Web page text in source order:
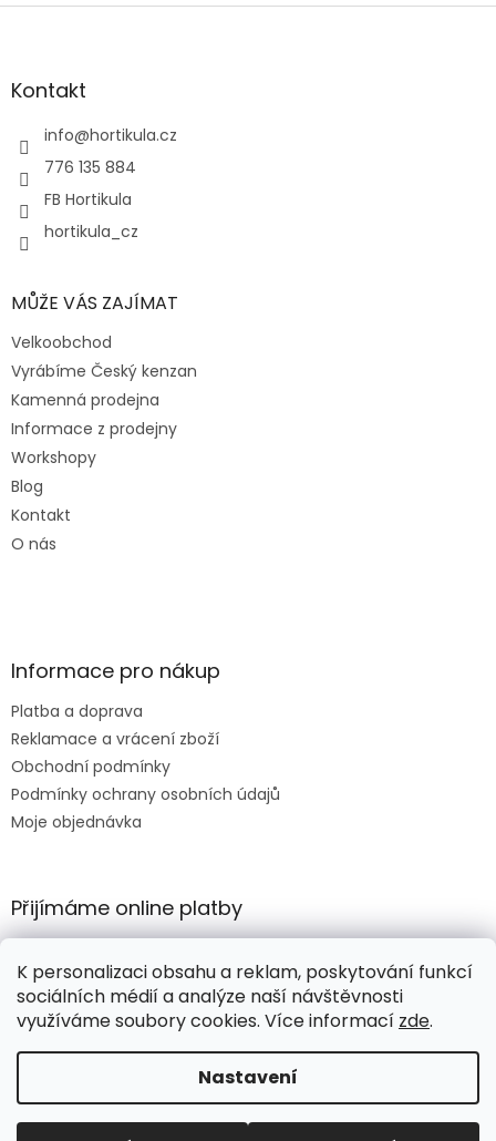
K personalizaci obsahu a reklam, poskytování funkcí
sociálních médií a analýze naší návštěvnosti
využíváme soubory cookies. Více informací zde.
Nastavení
Z
aKontakt
info@hortikula.cz
776 135 884
FB Hortikula
hortikula_cz
MŮŽE VÁS ZAJÍMAT
Velkoobchod
Vyrábíme Český kenzan
Kamenná prodejna
Informace z prodejny
Workshopy
Blog
Kontakt
O nás
Informace pro nákup
Platba a doprava
Reklamace a vrácení zboží
Obchodní podmínky
Podmínky ochrany osobních údajů
Moje objednávka
Přijímáme online platby
Vytvořil Shoptet
Copyright 2026HORTIKULA. Všechna práva vyhrazena.